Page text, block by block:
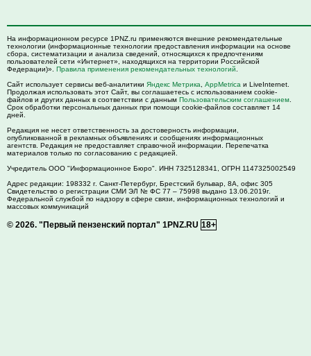
На информационном ресурсе 1PNZ.ru применяются внешние рекомендательные
технологии (информационные технологии предоставления информации на основе
сбора, систематизации и анализа сведений, относящихся к предпочтениям
пользователей сети «Интернет», находящихся на территории Российской
Федерации)». Правила применения рекомендательных технологий
Сайт использует сервисы веб-аналитики Яндекс Метрика AppMetrica и LiveInternet.
Продолжая использовать этот Сайт, вы соглашаетесь с использованием cookie-
файлов и других данных в соответствии с данным Пользовательским соглашением
Срок обработки персональных данных при помощи cookie-файлов составляет 14
дней.
Редакция не несет ответственность за достоверность информации,
опубликованной в рекламных объявлениях и сообщениях информационных
агентств. Редакция не предоставляет справочной информации. Перепечатка
материалов только по согласованию с редакцией.
Учредитель ООО "Информационное Бюро". ИНН 7325128341, ОГРН 1147325002549
Адрес редакции: 198332 г. Санкт-Петербург, Брестский бульвар, 8А, офис 305
Свидетельство о регистрации СМИ ЭЛ № ФС 77 – 75998 выдано 13.06.2019г.
Федеральной службой по надзору в сфере связи, информационных технологий и
массовых коммуникаций
© 2026. "Первый пензенский портал" 1PNZ.RU 18+